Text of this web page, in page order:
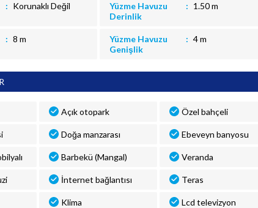
Korunaklı Değil
Yüzme Havuzu
Derinlik
1.50 m
8 m
Yüzme Havuzu
Genişlik
4 m
Açık otopark Özel bahçeli
Doğa manzarası Ebeveyn banyosu
Barbekü (Mangal) Veranda
İnternet bağlantısı Teras
Klima Lcd televizyon